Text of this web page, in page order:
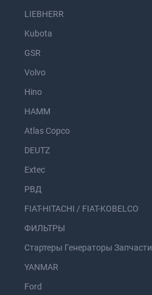
LIEBHERR
Kubota
GSR
Volvo
Hino
HAMM
Atlas Copco
DEUTZ
Extec
РВД
FIAT-HITACHI / FIAT-KOBELCO
ФИЛЬТРЫ
Стартеры Генераторы Запчасти
YANMAR
Ford